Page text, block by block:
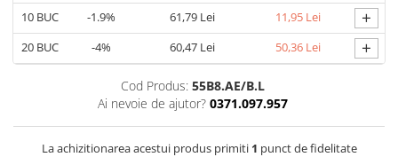
Pantaloni Antichimici | Multirisc
Îmbrăcăminte IGNIFUGĂ (ANTI-
FLACĂRĂ)
Cagule | Capisoane Ignifuge
Costume | Combinezoane Ignifuge
Jachete| Bluze Ignifuge
10BUC -1.9% 61,79 Lei 11,95 Lei +
20BUC -4% 60,47 Lei 50,36 Lei +
Cod Produs: 55B8.AE/B.L
Ai nevoie de ajutor? 0371.097.957
La achizitionarea acestui produs primiti 1 punct de fidelitate